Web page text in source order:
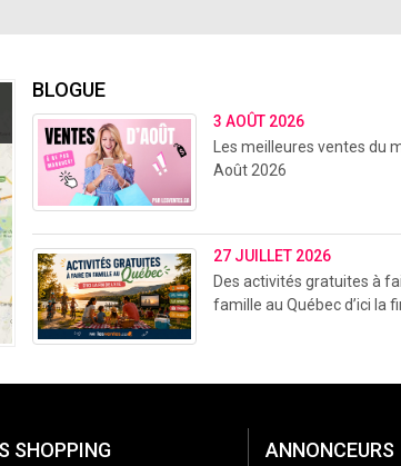
BLOGUE
3 AOÛT 2026
Les meilleures ventes du
Août 2026
27 JUILLET 2026
Des activités gratuites à
famille au Québec d’ici la
SHOPPING ANNONCEURS